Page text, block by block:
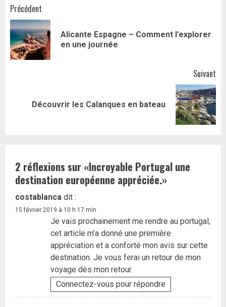
Navigation
d’article
Précédent
Alicante Espagne – Comment l’explorer
en une journée
Suivant
ArticleDécouvrir les Calanques en bateau
2 réflexions sur «Incroyable Portugal une
destination européenne appréciée.»
costablanca dit :
15 février 2019 à 10 h 17 min
Je vais prochainement me rendre au portugal,
cet article m’a donné une première
appréciation et a conforté mon avis sur cette
destination. Je vous ferai un retour de mon
voyage dès mon retour.
Connectez-vous pour répondre